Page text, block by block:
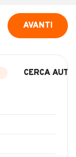
AVANTI
CERCA AUTO